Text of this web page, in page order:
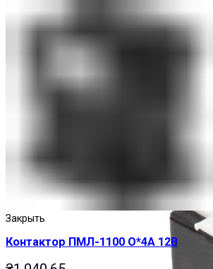
Закрыть
Контактор ПМЛ-1100 О*4А 12В